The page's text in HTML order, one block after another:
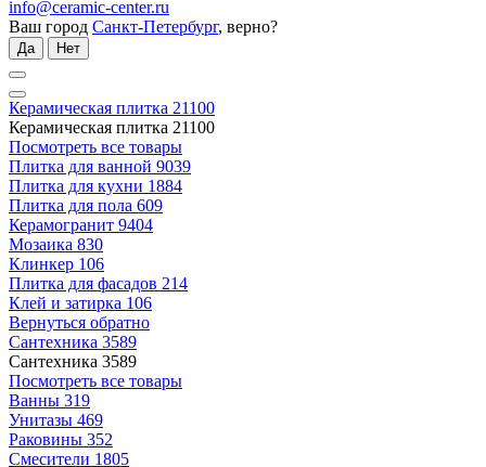
info@ceramic-center.ru
Ваш город Санкт-Петербург, верно?
Да Нет
Керамическая плитка 21100
Керамическая плитка 21100
Посмотреть все товары
Плитка для ванной 9039
Плитка для кухни 1884
Плитка для пола 609
Керамогранит 9404
Мозаика 830
Клинкер 106
Плитка для фасадов 214
Клей и затирка 106
Вернуться обратно
Сантехника 3589
Сантехника 3589
Посмотреть все товары
Ванны 319
Унитазы 469
Раковины 352
Смесители 1805